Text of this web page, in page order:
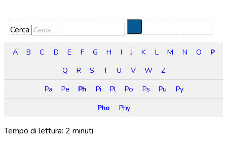
Cerca
A B C D E F G H I J K L M N O
P
Q
R S T U V W
Z
Pa
Pe Ph Pi Pl Po Ps Pu
Py
Pho
Phy
Tempo di lettura: 2 minuti